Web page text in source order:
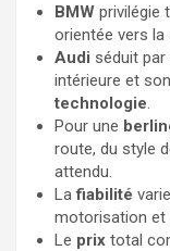
BMW privilégie
orientée vers
Audi séduit
intérieure et
technologie.
Pour une
route, du style
attendu.
Lafiabilité
motorisation et
Le prix total